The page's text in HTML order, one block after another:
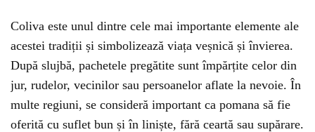
Coliva este unul dintre cele mai importante elemente ale
acestei tradiții și simbolizează viața veșnică și învierea.
După slujbă, pachetele pregătite sunt împărțite celor din
jur, rudelor, vecinilor sau persoanelor aflate la nevoie. În
multe regiuni, se consideră important ca pomana să fie
oferită cu suflet bun și în liniște, fără ceartă sau supărare.